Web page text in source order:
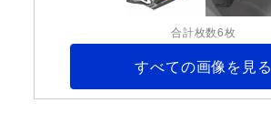
合計枚数6枚
すべての画像を見る